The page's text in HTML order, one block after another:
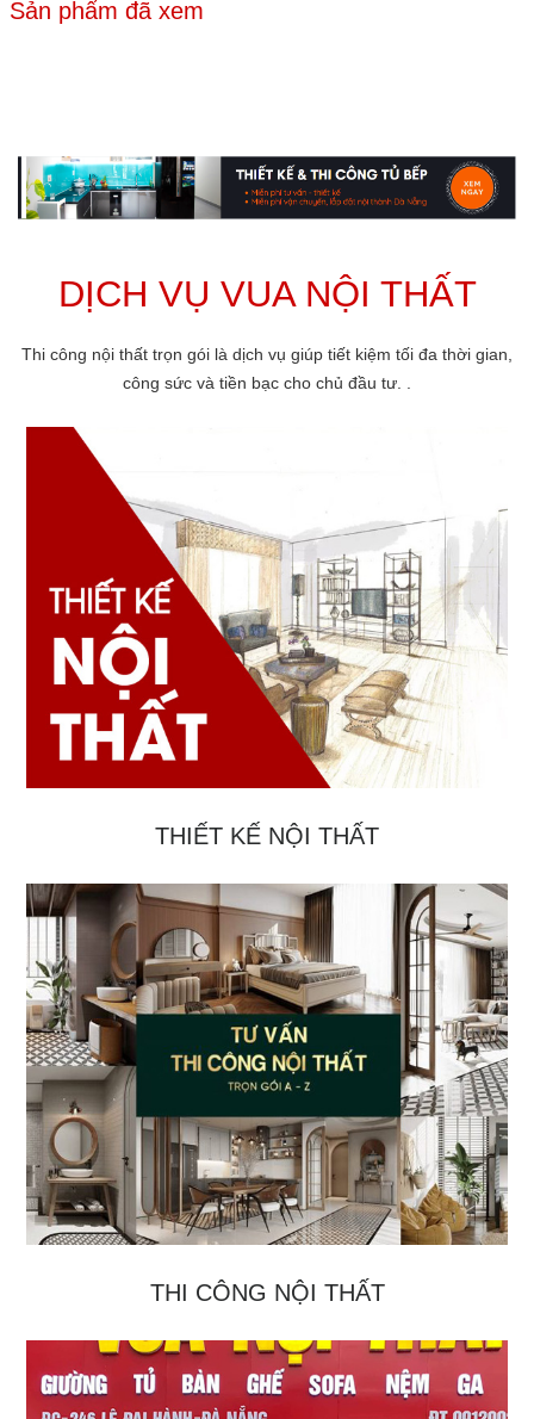
Sản phẩm đã xem
DỊCH VỤ VUA NỘI THẤT
Thi công nội thất trọn gói là dịch vụ giúp tiết kiệm tối đa thời gian,
công sức và tiền bạc cho chủ đầu tư. .
THIẾT KẾ NỘI THẤT
THI CÔNG NỘI THẤT